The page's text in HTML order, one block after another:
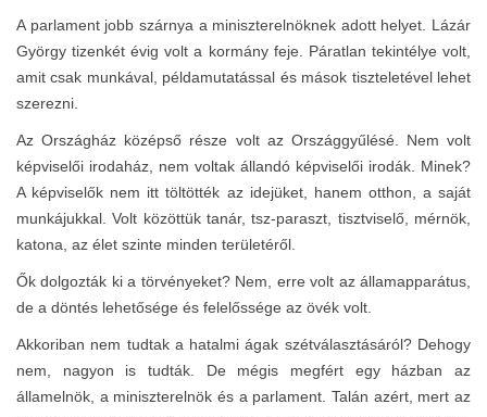
A parlament jobb szárnya a miniszterelnöknek adott helyet. Lázár
György tizenkét évig volt a kormány feje. Páratlan tekintélye volt,
amit csak munkával, példamutatással és mások tiszteletével lehet
szerezni.
Az Országház középső része volt az Országgyűlésé. Nem volt
képviselői irodaház, nem voltak állandó képviselői irodák. Minek?
A képviselők nem itt töltötték az idejüket, hanem otthon, a saját
munkájukkal. Volt közöttük tanár, tsz-paraszt, tisztviselő, mérnök,
katona, az élet szinte minden területéről.
Ők dolgozták ki a törvényeket? Nem, erre volt az államapparátus,
de a döntés lehetősége és felelőssége az övék volt.
Akkoriban nem tudtak a hatalmi ágak szétválasztásáról? Dehogy
nem, nagyon is tudták. De mégis megfért egy házban az
államelnök, a miniszterelnök és a parlament. Talán azért, mert az